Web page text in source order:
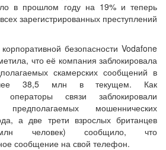
в прошлом году на 19% и теперь
зарегистрированных преступлений
безопасности Vodafone
что её компания заблокировала
скамерских сообщений в
38,5 млн в текущем. Как
операторы связи заблокировали
мошеннических
а две трети взрослых британцев
человек) сообщило, что
сообщение на свой телефон.